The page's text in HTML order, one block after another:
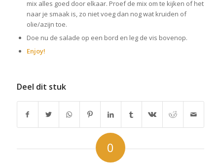
mix alles goed door elkaar. Proef de mix om te kijken of het
naar je smaak is, zo niet voeg dan nog wat kruiden of
olie/azijn toe.
Doe nu de salade op een bord en leg de vis bovenop.
Enjoy!
Deel dit stuk
0